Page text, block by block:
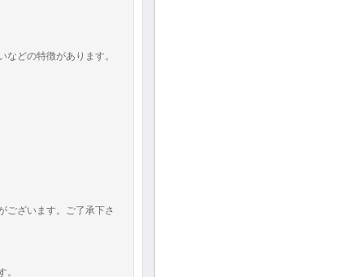
どの特徴があります。
ございます。ご了承下さ
。